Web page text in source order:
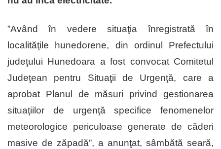
”Având în vedere situaţia înregistrată în
localităţile hunedorene, din ordinul Prefectului
judeţului Hunedoara a fost convocat Comitetul
Judeţean pentru Situaţii de Urgenţă, care a
aprobat Planul de măsuri privind gestionarea
situaţiilor de urgenţă specifice fenomenelor
meteorologice periculoase generate de căderi
masive de zăpadă”, a anunţat, sâmbătă seară,